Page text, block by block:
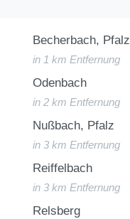
Becherbach, Pfalz
in 1 km Entfernung
Odenbach
in 2 km Entfernung
Nußbach, Pfalz
in 3 km Entfernung
Reiffelbach
in 3 km Entfernung
Relsberg